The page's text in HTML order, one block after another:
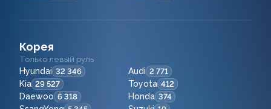
Корея
Только левый руль
Hyundai 32 346 Audi 2 771
Kia 29 527 Toyota 412
Daewoo 6 318 Honda 374